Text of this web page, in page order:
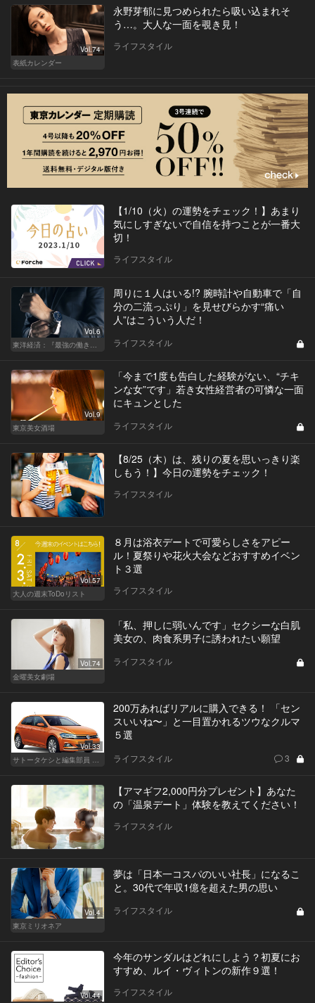
Vol.74
表紙カレンダー
永野芽郁に見つめられたら吸い込まれそ
う…。大人な一面を覗き見！
ライフスタイル
【1/10（火）の運勢をチェック！】あまり
気にしすぎないで自信を持つことが一番大
切！
ライフスタイル
Vol.6
東洋経済：『最強の働き方』『一流の育て方』
周りに１人はいる!? 腕時計や自動車で「自
分の二流っぷり」を見せびらかす“痛い
人”はこういう人だ！
ライフスタイル
Vol.9
東京美女酒場
「今まで1度も告白した経験がない、“チキ
ンな女”です」若き女性経営者の可憐な一面
にキュンとした
ライフスタイル
【8/25（木）は、残りの夏を思いっきり楽
しもう！】今日の運勢をチェック！
ライフスタイル
Vol.57
大人の週末ToDoリスト
８月は浴衣デートで可愛らしさをアピー
ル！夏祭りや花火大会などおすすめイベン
ト３選
ライフスタイル
Vol.74
金曜美女劇場
「私、押しに弱いんです」セクシーな白肌
美女の、肉食系男子に誘われたい願望
ライフスタイル
Vol.33
サトータケシと編集部員 船山の"CAR GENTSへの道"
200万あればリアルに購入できる！ 「セン
スいいね〜」と一目置かれるツウなクルマ
５選
ライフスタイル 3
【アマギフ2,000円分プレゼント】あなた
の「温泉デート」体験を教えてください！
ライフスタイル
Vol.4
東京ミリオネア
夢は「日本一コスパのいい社長」になるこ
と。30代で年収1億を超えた男の思い
ライフスタイル
Vol.44
今年のサンダルはどれにしよう？初夏にお
すすめ、ルイ・ヴィトンの新作９選！
ライフスタイル